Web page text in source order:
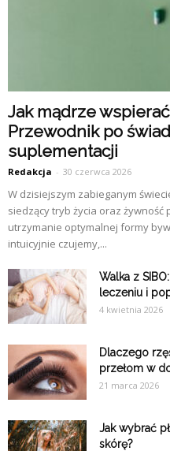
Jak mądrze
Przewodnik po
suplementacji
Redakcja - 30 czerwca 2026
W dzisiejszym zabieganym
siedzący tryb życia oraz
utrzymanie optymalnej formy
intuicyjnie czujemy,...
Walka z
leczeniu i
4 kwietnia 2026
Dlaczego
przełom w
21 marca 2026
Jak wybrać
skórę?